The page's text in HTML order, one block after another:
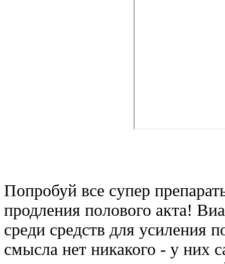
Попробуй все супер
продления полового акта!
среди средств для усиления
смысла нет никакого - у них